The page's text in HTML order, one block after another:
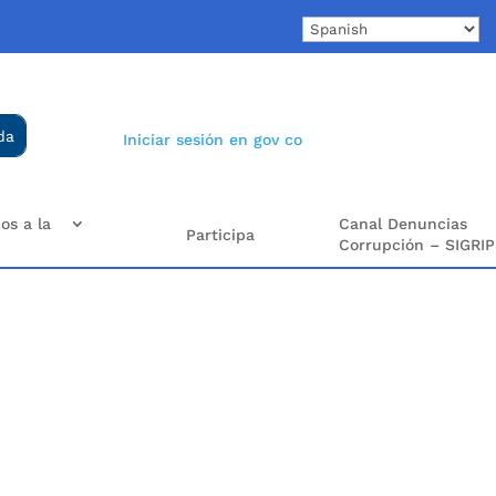
Iniciar sesión en gov co
a la
Participa
Canal Denuncias
Corrupción – SIGRIP